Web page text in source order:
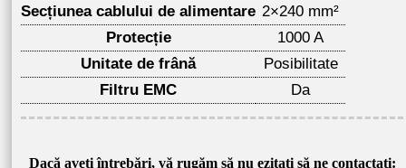
Secțiunea cablului de alimentare 2×240 mm²
Protecție
1000 A
Unitate de frână
Posibilitate
Filtru EMC
Da
Dacă aveți întrebări, vă rugăm să nu ezitați să ne contactați: